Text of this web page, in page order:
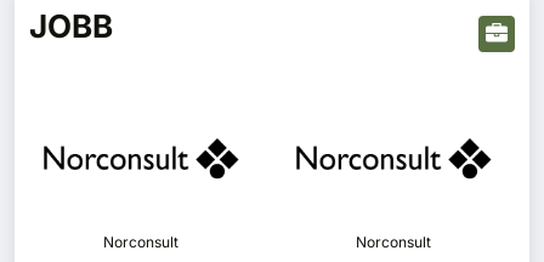
JOBB
Norconsult Norconsult